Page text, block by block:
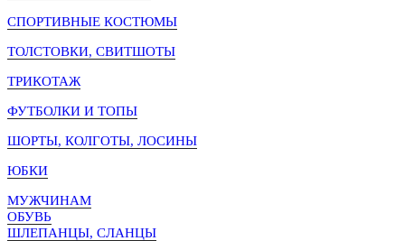
СПОРТИВНЫЕ КОСТЮМЫ
ТОЛСТОВКИ, СВИТШОТЫ
ТРИКОТАЖ
ФУТБОЛКИ И ТОПЫ
ШОРТЫ, КОЛГОТЫ, ЛОСИНЫ
ЮБКИ
МУЖЧИНАМ
ОБУВЬ
ШЛЕПАНЦЫ, СЛАНЦЫ